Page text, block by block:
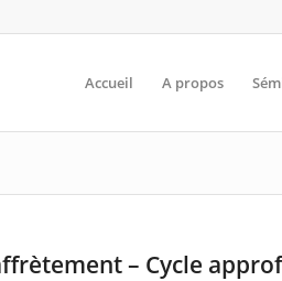
Accueil A propos
– Cycle